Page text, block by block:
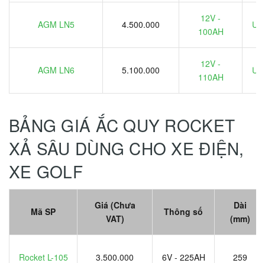
AGM LN5 4.500.000
12V -
100AH
AGM LN6 5.100.000
12V -
110AH
BẢNG GIÁ ẮC QUY ROCKET
XẢ SÂU DÙNG CHO XE ĐIỆN,
XE GOLF
Mã SP
Giá (Chưa
VAT)
Thông số
Dài
(mm)
Rocket L-105 3.500.000 6V - 225AH 259